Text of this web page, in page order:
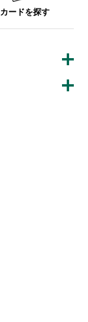
カードを探す